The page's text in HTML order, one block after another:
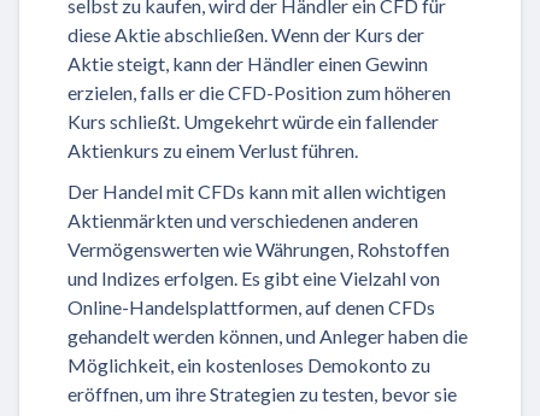
selbst zu kaufen, wird der Händler ein CFD für
diese Aktie abschließen. Wenn der Kurs der
Aktie steigt, kann der Händler einen Gewinn
erzielen, falls er die CFD-Position zum höheren
Kurs schließt. Umgekehrt würde ein fallender
Aktienkurs zu einem Verlust führen.
Der Handel mit CFDs kann mit allen wichtigen
Aktienmärkten und verschiedenen anderen
Vermögenswerten wie Währungen, Rohstoffen
und Indizes erfolgen. Es gibt eine Vielzahl von
Online-Handelsplattformen, auf denen CFDs
gehandelt werden können, und Anleger haben die
Möglichkeit, ein kostenloses Demokonto zu
eröffnen, um ihre Strategien zu testen, bevor sie